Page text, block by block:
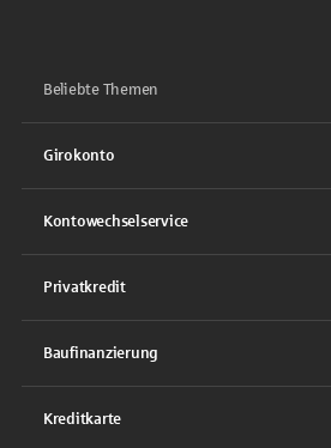
Beliebte Themen
Girokonto
Kontowechselservice
Privatkredit
Baufinanzierung
Kreditkarte